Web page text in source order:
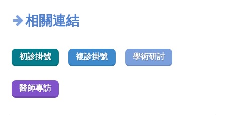
相關連結
初診掛號 複診掛號 學術研討
醫師專訪